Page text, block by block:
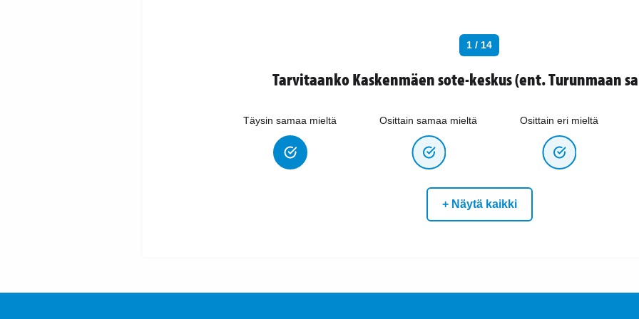
1 / 14
Tarvitaanko Kaskenmäen sote-keskus (ent. Turunmaan
Täysin samaa mieltä Osittain samaa mieltä Osittain eri mieltä
+ Näytä kaikki